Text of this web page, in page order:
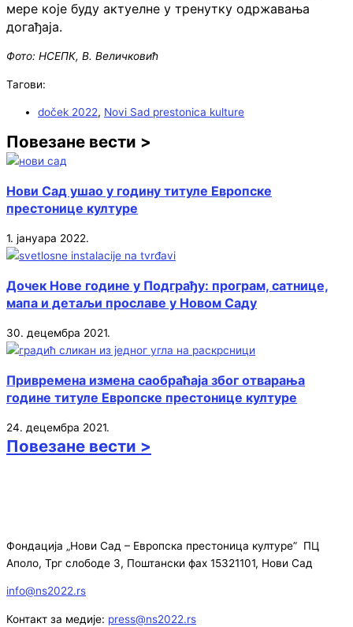
мере које буду актуелне у тренутку одржавања
догађаја.
Фото: НСЕПК, В. Величковић
Тагови:
doček 2022, Novi Sad prestonica kulture
Повезане вести >
Нови Сад ушао у годину титуле Европске
престонице културе
1. јануара 2022.
Дочек Нове године у Подграђу: програм, сатнице,
мапа и детаљи прославе у Новом Саду
30. децембра 2021.
Привремена измена саобраћаја због отварања
године титуле Европске престонице културе
24. децембра 2021.
Повезане вести >
Фондација „Нови Сад – Европска престоница културе” ПЦ
Аполо, Трг слободе 3, Поштански фах 15321101, Нови Сад
info@ns2022.rs
Контакт за медије: press@ns2022.rs